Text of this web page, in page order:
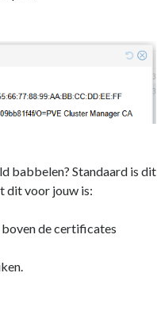
babbelen? Standaard is dit
dit voor jouw is:
de certificates